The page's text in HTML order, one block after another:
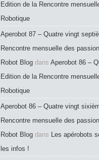
Edition de la Rencontre
Robotique
Aperobot 87 – Quatre vingt
Rencontre mensuelle des
Robot Blog dans Aperobot 86 –
Edition de la Rencontre
Robotique
Aperobot 86 – Quatre vingt
Rencontre mensuelle des
Robot Blog dans Les apérobots
les infos !